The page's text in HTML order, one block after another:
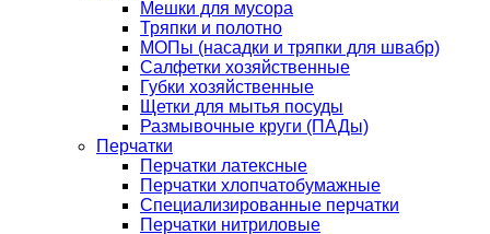
Мешки для мусора
Тряпки и полотно
МОПы (насадки и тряпки для швабр)
Салфетки хозяйственные
Губки хозяйственные
Щетки для мытья посуды
Размывочные круги (ПАДы)
Перчатки
Перчатки латексные
Перчатки хлопчатобумажные
Специализированные перчатки
Перчатки нитриловые